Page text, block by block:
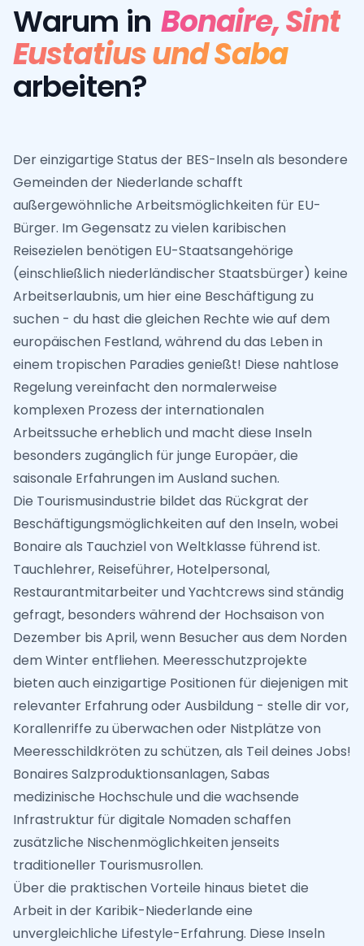
Warum in Bonaire, Sint
Eustatius und Saba
arbeiten?
Der einzigartige Status der BES-Inseln als besondere
Gemeinden der Niederlande schafft
außergewöhnliche Arbeitsmöglichkeiten für EU-
Bürger. Im Gegensatz zu vielen karibischen
Reisezielen benötigen EU-Staatsangehörige
(einschließlich niederländischer Staatsbürger) keine
Arbeitserlaubnis, um hier eine Beschäftigung zu
suchen - du hast die gleichen Rechte wie auf dem
europäischen Festland, während du das Leben in
einem tropischen Paradies genießt! Diese nahtlose
Regelung vereinfacht den normalerweise
komplexen Prozess der internationalen
Arbeitssuche erheblich und macht diese Inseln
besonders zugänglich für junge Europäer, die
saisonale Erfahrungen im Ausland suchen.
Die Tourismusindustrie bildet das Rückgrat der
Beschäftigungsmöglichkeiten auf den Inseln, wobei
Bonaire als Tauchziel von Weltklasse führend ist.
Tauchlehrer, Reiseführer, Hotelpersonal,
Restaurantmitarbeiter und Yachtcrews sind ständig
gefragt, besonders während der Hochsaison von
Dezember bis April, wenn Besucher aus dem Norden
dem Winter entfliehen. Meeresschutzprojekte
bieten auch einzigartige Positionen für diejenigen mit
relevanter Erfahrung oder Ausbildung - stelle dir vor,
Korallenriffe zu überwachen oder Nistplätze von
Meeresschildkröten zu schützen, als Teil deines Jobs!
Bonaires Salzproduktionsanlagen, Sabas
medizinische Hochschule und die wachsende
Infrastruktur für digitale Nomaden schaffen
zusätzliche Nischenmöglichkeiten jenseits
traditioneller Tourismusrollen.
Über die praktischen Vorteile hinaus bietet die
Arbeit in der Karibik-Niederlande eine
unvergleichliche Lifestyle-Erfahrung. Diese Inseln